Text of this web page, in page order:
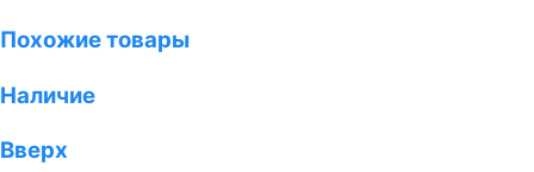
Похожие товары
Наличие
Вверх